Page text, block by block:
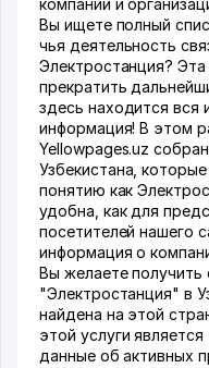
компаний и
Вы ищете полный
чья деятельность
Электростанция?
прекратить
здесь находится вся
информация! В этом
Yellowpages.uz
Узбекистана,
понятию как
удобна, как для
посетителей нашего
информация о
Вы желаете
"Электростанция" в
найдена на этой
этой услуги
данные об активных